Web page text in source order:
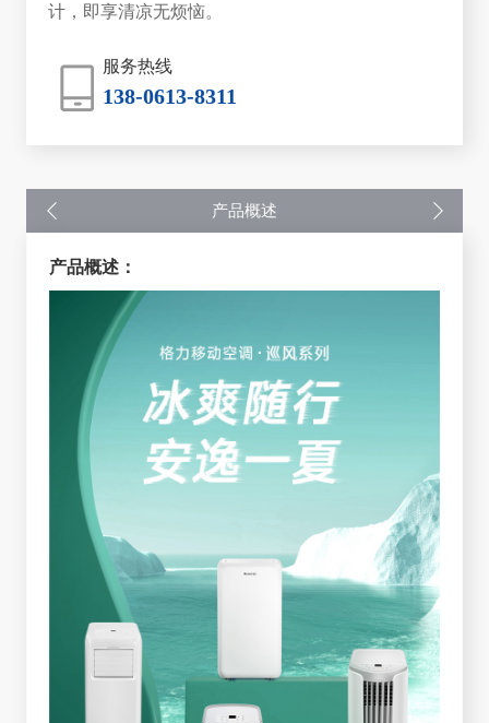
计，即享清凉无烦恼。
服务热线
138-0613-8311
产品概述
产品概述：